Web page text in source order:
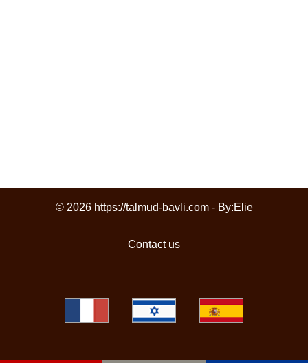
© 2026 https://talmud-bavli.com - By:Elie
Contact us